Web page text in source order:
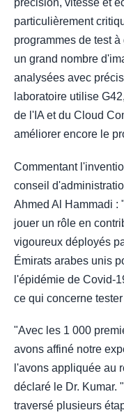
précision, vitesse et
particulièrement
programmes de test
un grand nombre
analysées avec
laboratoire utilise
de l'IA et du Cloud
améliorer encore le
Commentant
conseil
Ahmed Al Hammadi :
jouer un rôle en
vigoureux déployés
Émirats arabes unis
l'épidémie de Covid-
ce qui concerne
"Avec les 1 000
avons affiné notre
l'avons appliquée au
déclaré le Dr. Kumar.
traversé plusieurs